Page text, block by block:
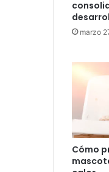
marzo
Cómo